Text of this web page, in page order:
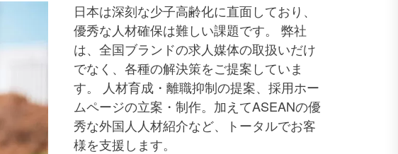
日本は深刻な少子高齢化に直面しており、
優秀な人材確保は難しい課題です。 弊社
は、全国ブランドの求人媒体の取扱いだけ
でなく、各種の解決策をご提案していま
す。 人材育成・離職抑制の提案、採用ホー
ムページの立案・制作。加えてASEANの優
秀な外国人人材紹介など、トータルでお客
様を支援します。